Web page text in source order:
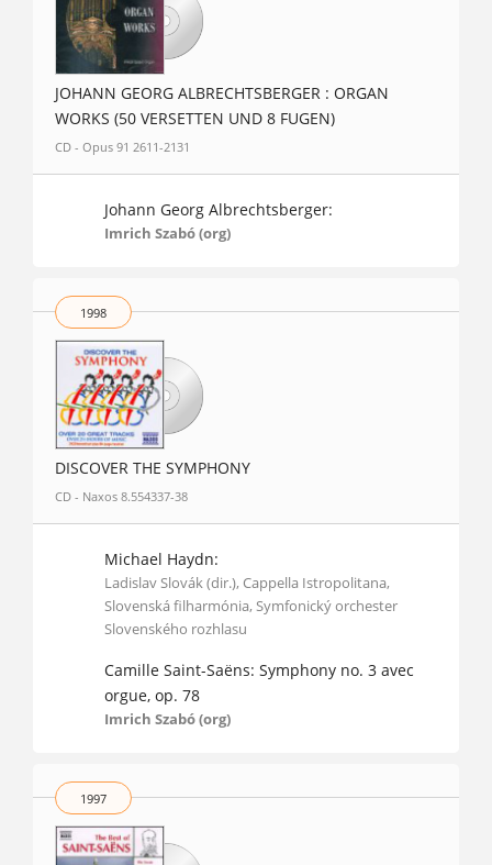
JOHANN GEORG ALBRECHTSBERGER : ORGAN
WORKS (50 VERSETTEN UND 8 FUGEN)
CD - Opus 91 2611-2131
Johann Georg Albrechtsberger:
Imrich Szabó (org)
1998
DISCOVER THE SYMPHONY
CD - Naxos 8.554337-38
Michael Haydn:
Ladislav Slovák (dir.), Cappella Istropolitana,
Slovenská filharmónia, Symfonický orchester
Slovenského rozhlasu
Camille Saint-Saëns: Symphony no. 3 avec
orgue, op. 78
Imrich Szabó (org)
1997